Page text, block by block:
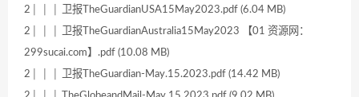
2│ │ │ 卫报TheGuardianUSA15May2023.pdf (6.04 MB)
2│ │ │ 卫报TheGuardianAustralia15May2023 【01 资源网：
299sucai.com】.pdf (10.08 MB)
2│ │ │ 卫报TheGuardian-May.15.2023.pdf (14.42 MB)